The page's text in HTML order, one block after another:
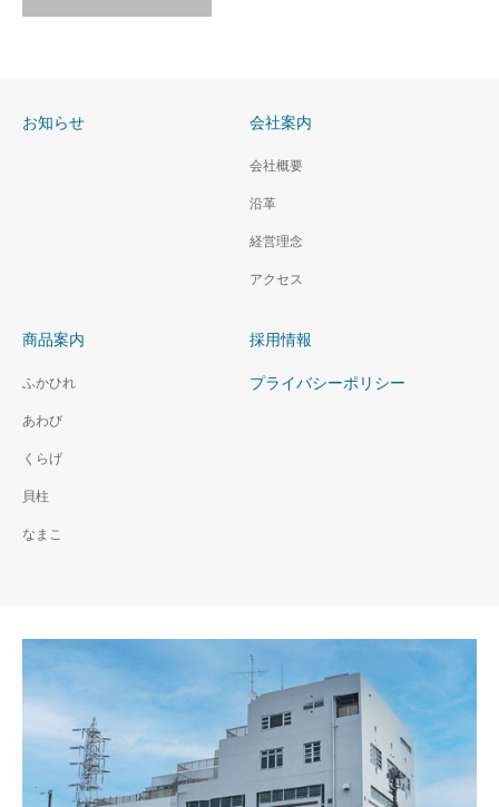
お知らせ 会社案内
会社概要
沿革
経営理念
アクセス
商品案内
ふかひれ
あわび
くらげ
貝柱
なまこ
採用情報
プライバシーポリシー